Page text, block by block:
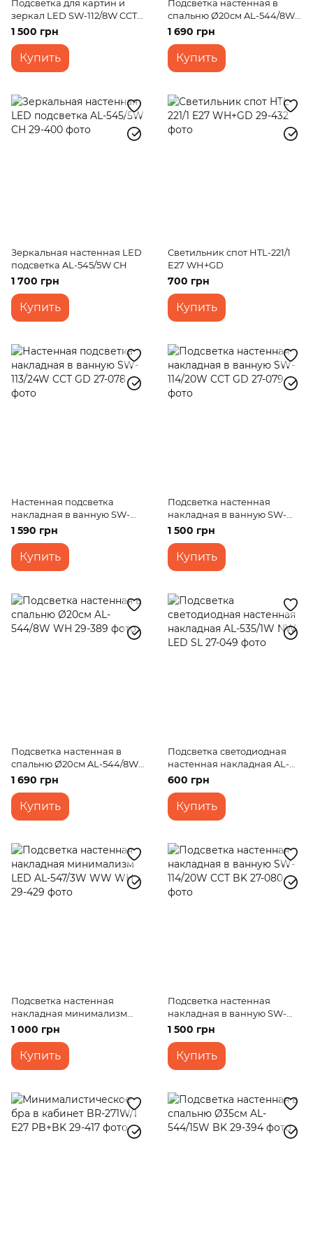
Подсветка для картин и
зеркал LED SW-112/8W CCT
WH
1 500 грн
Купить
Подсветка настенная в
спальню Ø20см AL-544/8W
BK
1 690 грн
Купить
Зеркальная настенная LED
подсветка AL-545/5W CH
1 700 грн
Купить
Светильник спот HTL-221/1
E27 WH+GD
700 грн
Купить
Настенная подсветка
накладная в ванную SW-
113/24W CCT GD
1 590 грн
Купить
Подсветка настенная
накладная в ванную SW-
114/20W CCT GD
1 500 грн
Купить
Подсветка настенная в
спальню Ø20см AL-544/8W
WH
1 690 грн
Купить
Подсветка светодиодная
настенная накладная AL-
535/1W NW LED SL
600 грн
Купить
Подсветка настенная
накладная минимализм
LED AL-547/3W WW WH
1 000 грн
Купить
Подсветка настенная
накладная в ванную SW-
114/20W CCT BK
1 500 грн
Купить